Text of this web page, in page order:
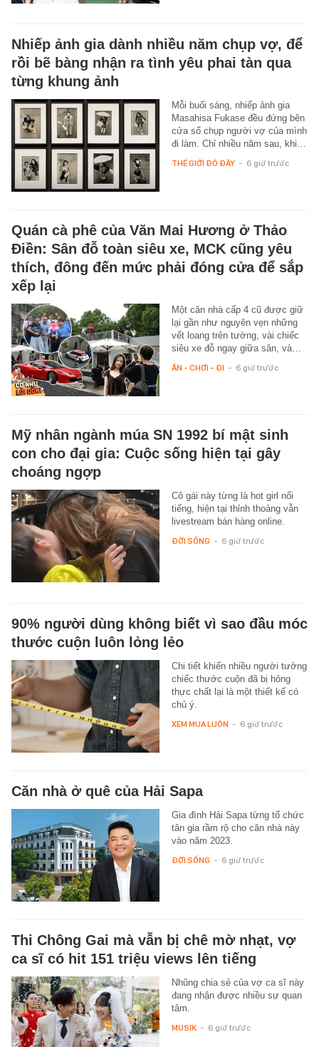
Nhiếp ảnh gia dành nhiều năm chụp vợ, để
rồi bẽ bàng nhận ra tình yêu phai tàn qua
từng khung ảnh
Mỗi buổi sáng, nhiếp ảnh gia
Masahisa Fukase đều đứng bên
cửa sổ chụp người vợ của mình
đi làm. Chỉ nhiều năm sau, khi…
THẾ GIỚI ĐÓ ĐÂY - 6 giờ trước
Quán cà phê của Văn Mai Hương ở Thảo
Điền: Sân đỗ toàn siêu xe, MCK cũng yêu
thích, đông đến mức phải đóng cửa để sắp
xếp lại
Một căn nhà cấp 4 cũ được giữ
lại gần như nguyên vẹn những
vết loang trên tường, vài chiếc
siêu xe đỗ ngay giữa sân, và…
ĂN - CHƠI - ĐI - 6 giờ trước
Mỹ nhân ngành múa SN 1992 bí mật sinh
con cho đại gia: Cuộc sống hiện tại gây
choáng ngợp
Cô gái này từng là hot girl nổi
tiếng, hiện tại thỉnh thoảng vẫn
livestream bán hàng online.
ĐỜI SỐNG - 6 giờ trước
90% người dùng không biết vì sao đầu móc
thước cuộn luôn lỏng lẻo
Chi tiết khiến nhiều người tưởng
chiếc thước cuộn đã bị hỏng
thực chất lại là một thiết kế có
chủ ý.
XEM MUA LUÔN - 6 giờ trước
Căn nhà ở quê của Hải Sapa
Gia đình Hải Sapa từng tổ chức
tân gia rầm rộ cho căn nhà này
vào năm 2023.
ĐỜI SỐNG - 6 giờ trước
Thi Chông Gai mà vẫn bị chê mờ nhạt, vợ
ca sĩ có hit 151 triệu views lên tiếng
Nhũng chia sẻ của vợ ca sĩ này
đang nhận được nhiều sự quan
tâm.
MUSIK - 6 giờ trước